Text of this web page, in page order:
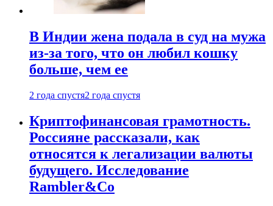
В Индии жена подала в суд на мужа
из-за того, что он любил кошку
больше, чем ее
2 года спустя2 года спустя
Криптофинансовая грамотность.
Россияне рассказали, как
относятся к легализации валюты
будущего. Исследование
Rambler&Co